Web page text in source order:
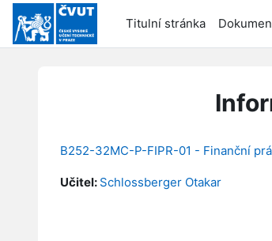
Přejít k hlavnímu obsahu
Titulní stránka
B252-32MC-P-FIPR-01 - Finanční
Učitel: Schlossberger Otakar